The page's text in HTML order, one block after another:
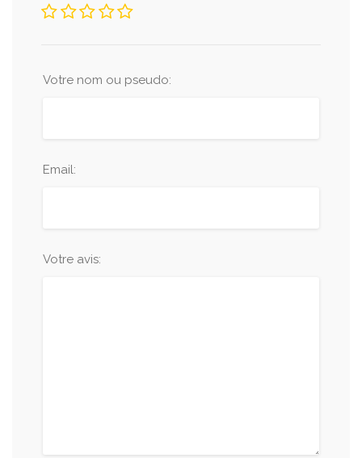
Votre nom ou pseudo:
Email:
Votre avis: